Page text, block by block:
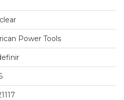
Power Tools